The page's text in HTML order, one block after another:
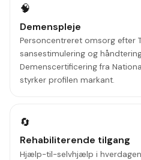
🧠
Demenspleje
Personcentreret omsorg efter
sansestimulering og
Demenscertificering fra
styrker profilen markant.
🔄
Rehabiliterende tilgang
Hjælp-til-selvhjælp i